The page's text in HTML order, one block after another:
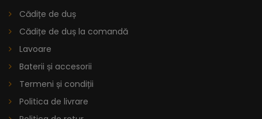
Cădițe de duș
Cădițe de duș la comandă
Lavoare
Baterii și accesorii
Termeni și condiții
Politica de livrare